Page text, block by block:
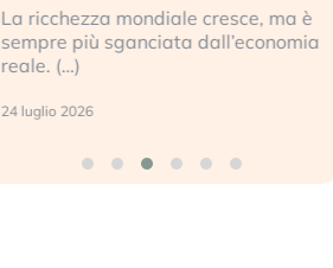
La ricchezza mondiale cresce, ma è
sempre più sganciata dall’economia
reale. (…)
24 luglio 2026